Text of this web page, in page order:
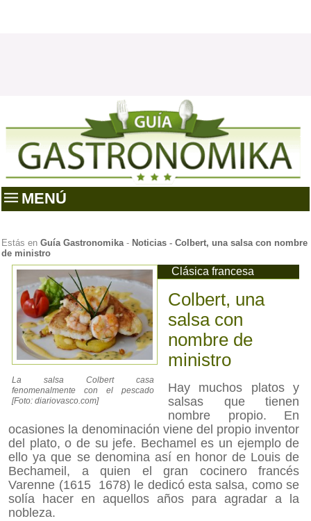
MENÚ
Estás enGuía Gastronomika- Noticias -Colbert, una salsa con nombre
de ministro
La salsa Colbert casa
fenomenalmente con el pescado
[Foto: diariovasco.com]
Clásica francesa
Colbert, una
salsa con
nombre de
ministro
Hay muchos platos y
salsas que tienen
nombre propio. En
ocasiones la denominación viene del propio inventor
del plato, o de su jefe. Bechamel es un ejemplo de
ello ya que se denomina así en honor de Louis de
Bechameil, a quien el gran cocinero francés
Varenne (1615  1678) le dedicó esta salsa, como se
solía hacer en aquellos años para agradar a la
nobleza.